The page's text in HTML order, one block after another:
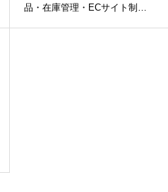
品・在庫管理・ECサイト制作